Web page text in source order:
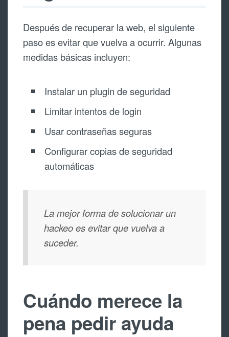
Después de recuperar la web, el siguiente
paso es evitar que vuelva a ocurrir. Algunas
medidas básicas incluyen:
Instalar un plugin de seguridad
Limitar intentos de login
Usar contraseñas seguras
Configurar copias de seguridad
automáticas
La mejor forma de solucionar un
hackeo es evitar que vuelva a
suceder.
Cuándo merece la
pena pedir ayuda